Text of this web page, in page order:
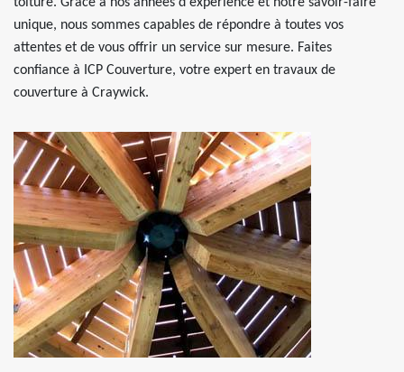
unique, nous sommes capables de répondre à toutes vos
attentes et de vous offrir un service sur mesure. Faites
confiance à ICP Couverture, votre expert en travaux de
couverture à Craywick.